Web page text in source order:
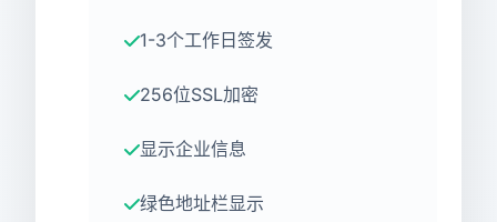
1-3个工作日签发
256位SSL加密
显示企业信息
绿色地址栏显示